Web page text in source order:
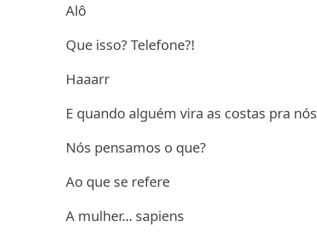
Alô
Que isso? Telefone?!
Haaarr
E quando alguém vira as costas pra nós
Nós pensamos o que?
Ao que se refere
A mulher... sapiens